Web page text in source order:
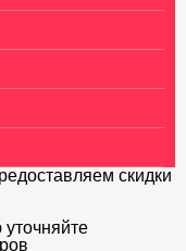
скидки